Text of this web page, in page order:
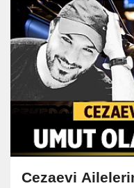
Cezaevi